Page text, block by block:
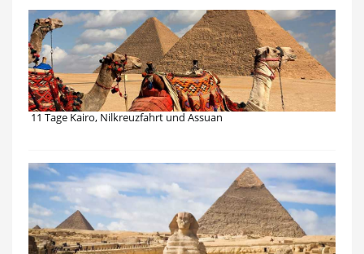
11 Tage Kairo, Nilkreuzfahrt und Assuan